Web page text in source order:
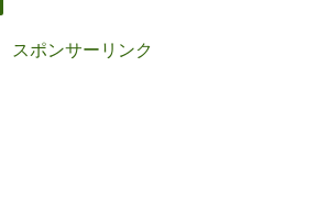
スポンサーリンク